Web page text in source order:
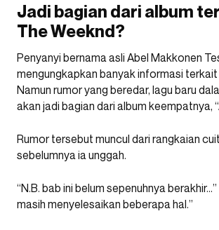
Jadi bagian dari album
The Weeknd?
Penyanyi bernama asli Abel Makkonen
mengungkapkan banyak informasi terkait
Namun rumor yang beredar, lagu baru
akan jadi bagian dari album keempatnya,
Rumor tersebut muncul dari rangkaian
sebelumnya ia unggah.
“N.B. bab ini belum sepenuhnya
masih menyelesaikan beberapa hal.”